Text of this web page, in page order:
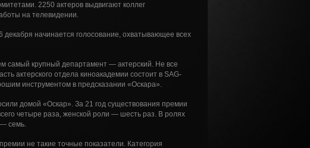
2250 актеров выдвигают коллег
на телевидении.
декабря начинается голосование, охватывающее всех
самый крупный департамент — актерский. Не все
актерского отдела киноакадемии состоит в SAG-
инструментом в предсказании «Оскара».
домой «Оскар». За 21 год существования премии
четыре раза, женской роли — шесть раз. В ролях
— семь.
не такие точные показатели. Категория